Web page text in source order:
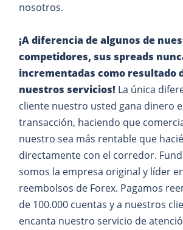
nosotros.
¡A diferencia de algunos de
competidores, sus spreads
incrementadas como resultado
nuestros servicios! La única
cliente nuestro usted gana dinero
transacción, haciendo que
nuestro sea más rentable que
directamente con el corredor.
somos la empresa original y líder
reembolsos de Forex. Pagamos
de 100.000 cuentas y a nuestros
encanta nuestro servicio de